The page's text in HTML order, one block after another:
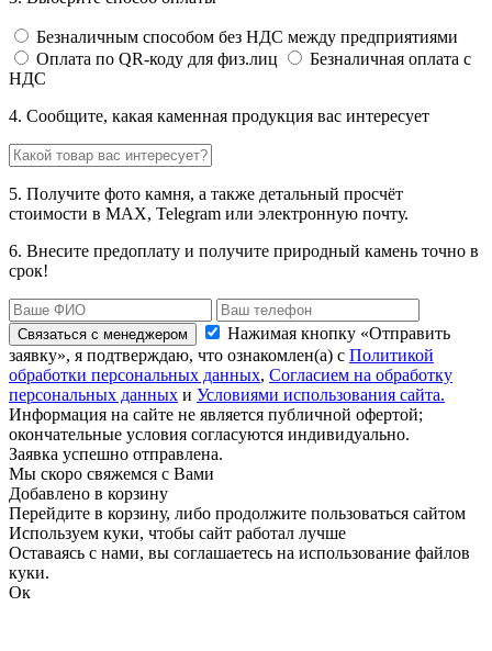
Безналичным способом без НДС между предприятиями
Оплата по QR-коду для физ.лиц
Безналичная оплата с
НДС
4. Сообщите, какая каменная продукция вас интересует
5. Получите фото камня, а также детальный просчёт
стоимости в MAX, Telegram или электронную почту.
6. Внесите предоплату и получите природный камень точно в
срок!
Связаться с менеджером
Нажимая кнопку «Отправить
заявку», я подтверждаю, что ознакомлен(а) с Политикой
обработки персональных данных, Согласием на обработку
персональных данных и Условиями использования сайта.
Информация на сайте не является публичной офертой;
окончательные условия согласуются индивидуально.
Заявка успешно отправлена.
Мы скоро свяжемся с Вами
Добавлено в корзину
Перейдите в корзину, либо продолжите пользоваться сайтом
Используем куки, чтобы сайт работал лучше
Оставаясь с нами, вы соглашаетесь на использование файлов
куки.
Ок